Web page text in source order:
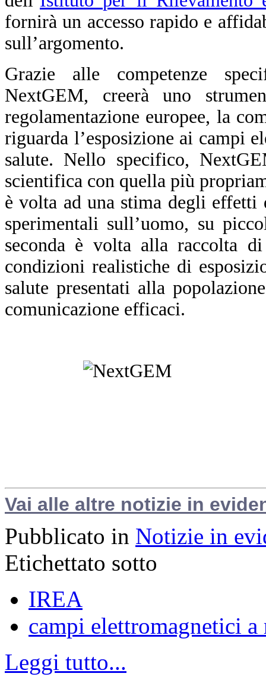
fornirà un accesso rapido e
sull’argomento.
Grazie alle competenze
NextGEM, creerà uno
regolamentazione europee, la
riguarda l’esposizione ai campi
salute. Nello specifico,
scientifica con quella più
è volta ad una stima degli effetti
sperimentali sull’uomo, su
seconda è volta alla raccolta
condizioni realistiche di
salute presentati alla
comunicazione efficaci.
Vai alle altre notizie in
Pubblicato in Notizie in
Etichettato sotto
IREA
campi elettromagnetici a
Leggi tutto...